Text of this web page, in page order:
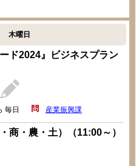
木曜日
ド2024』ビジネスプラン
毎日 産業振興課
商・農・土）（11:00～）